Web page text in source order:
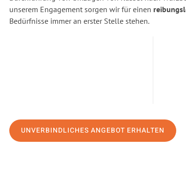
unserem Engagement sorgen wir für einen
Bedürfnisse immer an erster Stelle stehen.
UNVERBINDLICHES ANGEBOT ERHALTEN